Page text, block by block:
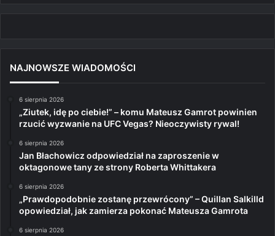
NAJNOWSZE WIADOMOŚCI
6 sierpnia 2026
„Ziutek, idę po ciebie!” – komu Mateusz Gamrot powinien
rzucić wyzwanie na UFC Vegas? Nieoczywisty rywal!
6 sierpnia 2026
Jan Błachowicz odpowiedział na zaproszenie w
oktagonowe tany ze strony Roberta Whittakera
6 sierpnia 2026
„Prawdopodobnie zostanę przewrócony” – Quillan Salkilld
opowiedział, jak zamierza pokonać Mateusza Gamrota
6 sierpnia 2026